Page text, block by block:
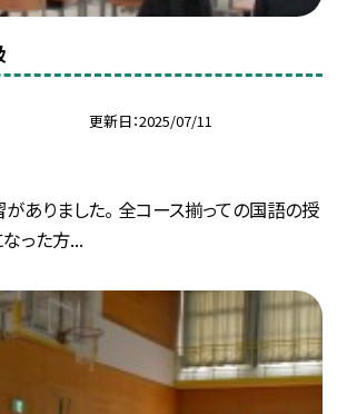
更新日 2025/07/11
ありました。 全コース揃っての国語の授
った方...